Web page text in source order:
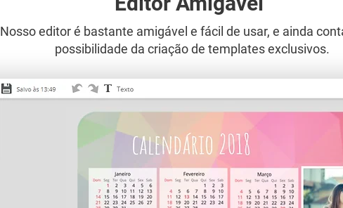
Nosso editor é bastante amigável e fácil de usar, e ainda
possibilidade da criação de templates exclusivos.